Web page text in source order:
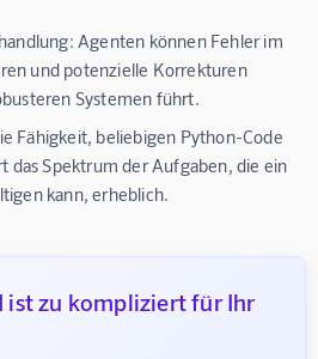
Agenten können Fehler im
und potenzielle Korrekturen
Systemen führt.
Fähigkeit, beliebigen Python-Code
das Spektrum der Aufgaben, die ein
kann, erheblich.
ist zu kompliziert für Ihr